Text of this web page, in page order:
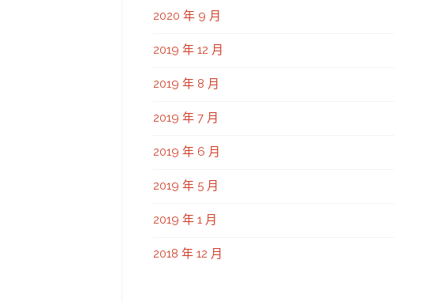
2020 年 9 月
2019 年 12 月
2019 年 8 月
2019 年 7 月
2019 年 6 月
2019 年 5 月
2019 年 1 月
2018 年 12 月